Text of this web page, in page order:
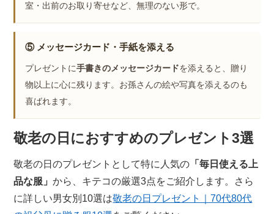
室・出前のお取り寄せなど、無理のない形で。
⑤ メッセージカード・手紙を添える
プレゼントに手書きのメッセージカードを添えると、贈り
物以上に心に残ります。お孫さんの絵や写真を添えるのも
喜ばれます。
敬老の日におすすめのプレゼント3選
敬老の日のプレゼントとして特に人気の 「毎日使える上
品な服」から、キテコの厳選3点をご紹介します。さら
に詳しい男女別10選は敬老の日プレゼント｜70代80代